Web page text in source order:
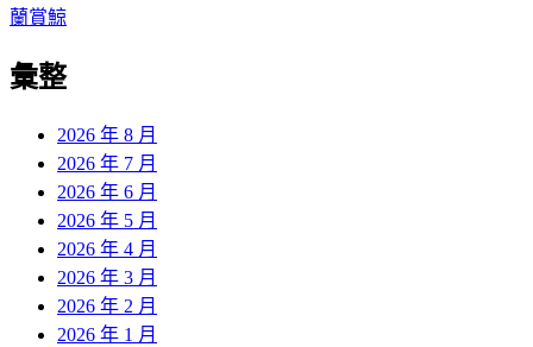
導
覽
蘭賞鯨
彙整
2026 年 8 月
2026 年 7 月
2026 年 6 月
2026 年 5 月
2026 年 4 月
2026 年 3 月
2026 年 2 月
2026 年 1 月